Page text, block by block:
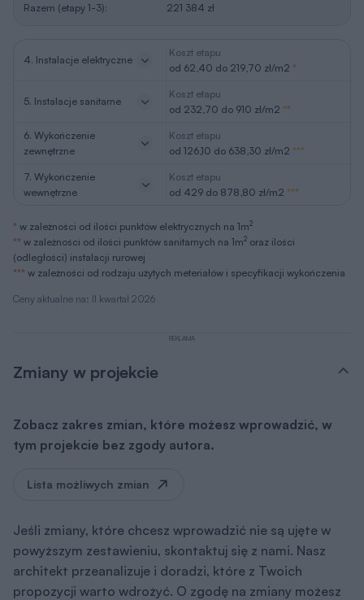
Ceny aktualne na: II kwartał 2026
Razem (etapy 1-3): 221 384 zł
4. Instalacje elektryczne
Koszt etapu
od 62,40 do 219,70 zł/m2 *
5. Instalacje sanitarne
Koszt etapu
od 232,70 do 910 zł/m2 **
6. Wykończenie
zewnętrzne
Koszt etapu
od 126,10 do 638,30 zł/m2 ***
7. Wykończenie
wewnętrzne
Koszt etapu
od 429 do 878,80 zł/m2 ***
* w zależności od ilości punktów elektrycznych na 1m2
** w zależności od ilości punktów sanitarnych na 1m2 oraz ilości
(odległości) instalacji rurowej
*** w zależności od rodzaju użytych meteriałów i specyfikacji wykończenia
REKLAMA
Zmiany w projekcie
Zobacz zakres zmian, które możesz wprowadzić, w
tym projekcie bez zgody autora.
Lista możliwych zmian
Jeśli zmiany, które chcesz wprowadzić nie są ujęte w
powyższym zestawieniu, skontaktuj się z nami. Nasz
architekt przeanalizuje i doradzi, które z Twoich
propozycji warto wdrożyć. O zgodę na zmiany możesz